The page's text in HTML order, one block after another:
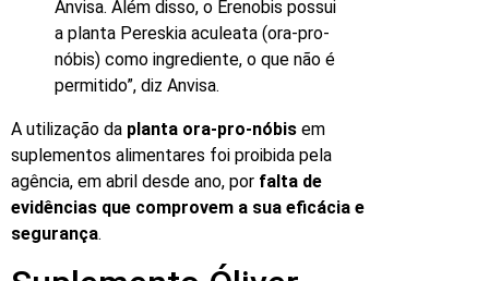
Anvisa. Além disso, o Erenobis possui
a planta Pereskia aculeata (ora-pro-
nóbis) como ingrediente, o que não é
permitido”, diz Anvisa.
A utilização da planta ora-pro-nóbis em
suplementos alimentares foi proibida pela
agência, em abril desde ano, por falta de
evidências que comprovem a sua eficácia e
segurança.